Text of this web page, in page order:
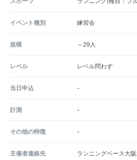
イベント種別 練習会
規模 ～29人
レベル レベル問わず
当日申込 -
計測 -
その他の特徴 -
主催者連絡先
ランニングベース大